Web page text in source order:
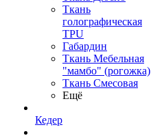
Ткань
голографическая
TPU
Габардин
Ткань Мебельная
"мамбо" (рогожка)
Ткань Смесовая
Ещё
Кедер